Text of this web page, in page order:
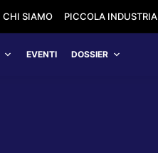
CHI SIAMO PICCOLA INDUSTRIA
EVENTI DOSSIER